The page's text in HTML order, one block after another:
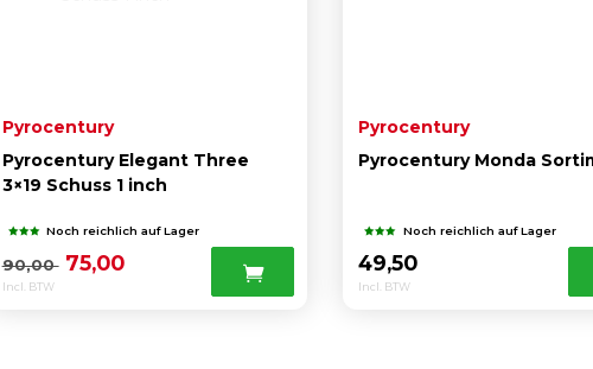
Pyrocentury
Pyrocentury Elegant Three
3×19 Schuss 1 inch
Noch reichlich auf Lager
90,00 Ursprünglicher
75,00
Incl. BTW
Pyrocentury
Pyrocentury Monda
Noch reichlich auf Lager
49,50
Incl. BTW